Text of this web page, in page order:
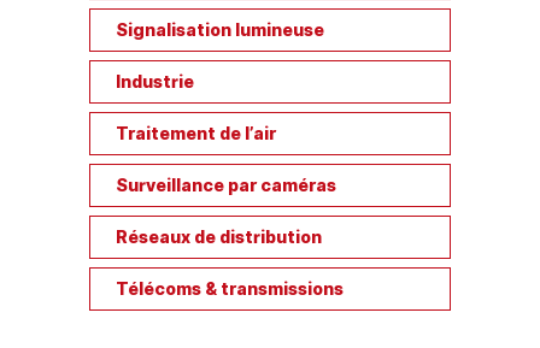
Signalisation lumineuse
Industrie
Traitement de l’air
Surveillance par caméras
Réseaux de distribution
Télécoms & transmissions